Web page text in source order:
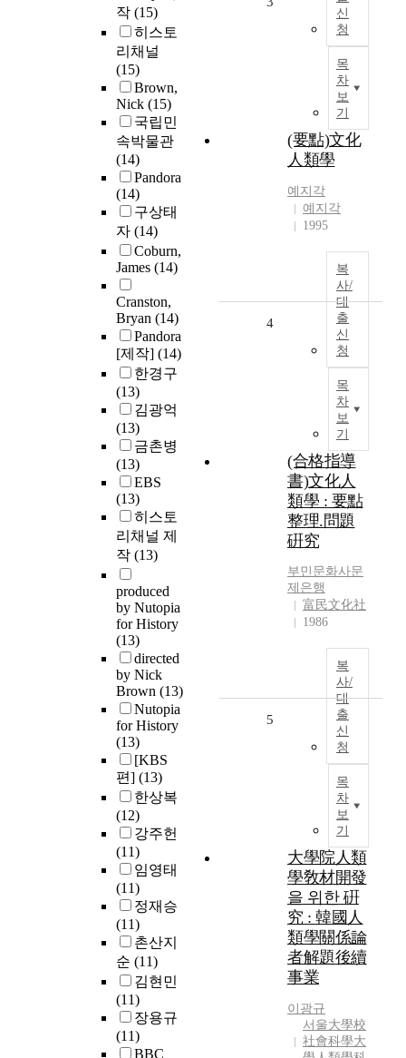
작 (15)
히스토
리채널
(15)
Brown,
Nick (15)
국립민
속박물관
(14)
Pandora
(14)
구상태
자 (14)
Coburn,
James (14)
Cranston,
Bryan (14)
Pandora
[제작] (14)
한경구
(13)
김광억
(13)
금촌병
(13)
EBS
(13)
히스토
리채널 제
작 (13)
produced
by Nutopia
for History
(13)
directed
by Nick
Brown (13)
Nutopia
for History
(13)
[KBS
편] (13)
한상복
(12)
강주헌
(11)
임영태
(11)
정재승
(11)
촌산지
순 (11)
김현민
(11)
장용규
(11)
BBC
신
청
목
차
보
기
(要點)文化
人類學
예지각
예지각
1995
복
사/
대
출
신
청
목
차
보
기
4
(合格指導
書)文化人
類學 : 要點
整理.問題
硏究
부민문화사문
제은행
富民文化社
1986
복
사/
대
출
신
청
목
차
보
기
5
大學院人類
學敎材開發
을 위한 硏
究 : 韓國人
類學關係論
者解題後續
事業
이광규
서울大學校
社會科學大